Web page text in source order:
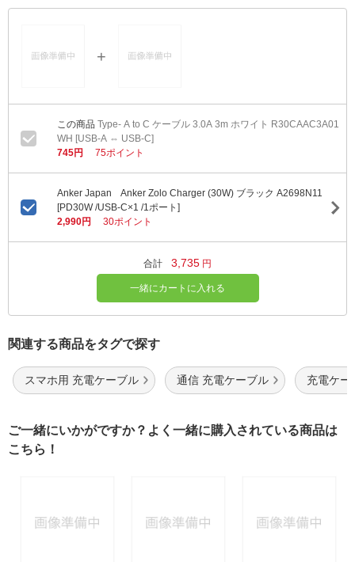
Type- A to C ケーブル 3.0A 3m ホワイト R30CAAC3A01
WH [USB-A ⇔ USB-C]
745円
75ポイント
Anker Japan Anker Zolo Charger (30W) ブラック A2698N11
[PD30W /USB-C×1 /1ポート]
2,990円
30ポイント
合計 3,735 円
一緒にカートに入れる
関連する商品をタグで探す
スマホ用 充電ケーブル 通信 充電ケーブル 充電ケー
ご一緒にいかがですか？よく一緒に購入されている商品は
こちら！